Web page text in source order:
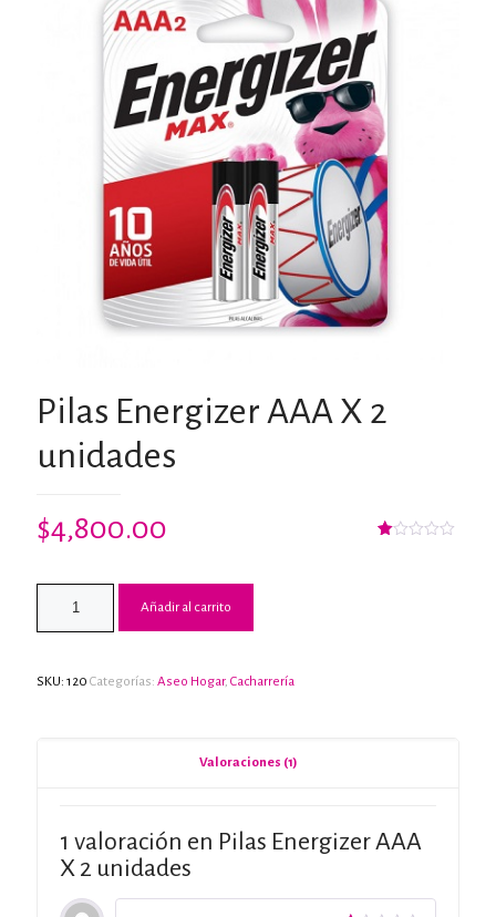
Pilas Energizer AAA X 2
unidades
$4,800.00
Añadir al carrito
SKU: 120 Categorías: Aseo Hogar, Cacharrería
Valoraciones (1)
1 valoración en Pilas Energizer AAA
X 2 unidades